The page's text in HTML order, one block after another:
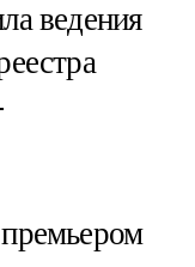
ведения